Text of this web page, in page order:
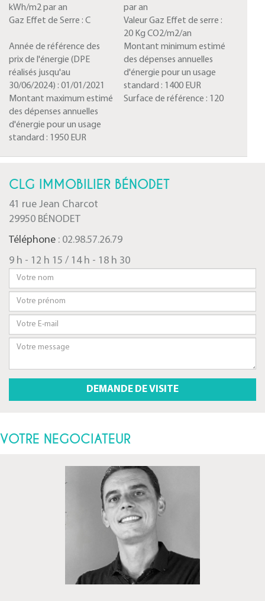
kWh/m2 par an
par an
Gaz Effet de Serre : C
Valeur Gaz Effet de serre :
20 Kg CO2/m2/an
Année de référence des
prix de l'énergie (DPE
réalisés jusqu'au
30/06/2024) : 01/01/2021
Montant minimum estimé
des dépenses annuelles
d'énergie pour un usage
standard : 1400 EUR
Montant maximum estimé
des dépenses annuelles
d'énergie pour un usage
standard : 1950 EUR
Surface de référence : 120
CLG IMMOBILIER BÉNODET
41 rue Jean Charcot
29950 BÉNODET
Téléphone : 02.98.57.26.79
9 h - 12 h 15 / 14 h - 18 h 30
VOTRE NEGOCIATEUR